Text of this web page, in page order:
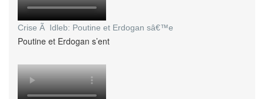
Crise Ã Idleb: Poutine et Erdogan sâ€™e
Poutine et Erdogan s’ent